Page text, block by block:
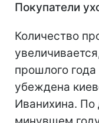
Покупатели
Количество
прошлого года
убеждена
Иванихина.